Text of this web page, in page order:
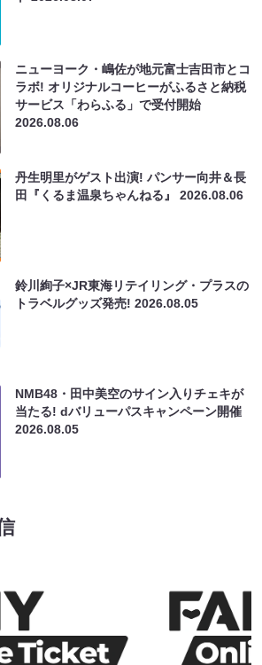
ニューヨーク・嶋佐が地元富士吉田市とコ
ラボ! オリジナルコーヒーがふるさと納税
サービス「わらふる」で受付開始
2026.08.06
丹生明里がゲスト出演! パンサー向井＆長
田『くるま温泉ちゃんねる』2026.08.06
鈴川絢子×JR東海リテイリング・プラスの
トラベルグッズ発売!2026.08.05
NMB48・田中美空のサイン入りチェキが
当たる! dバリューパスキャンペーン開催
2026.08.05